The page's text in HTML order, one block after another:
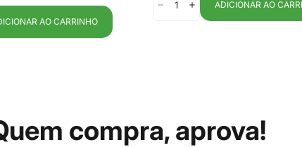
AO CARRINHO
ADICIONAR AO
compra, aprova!